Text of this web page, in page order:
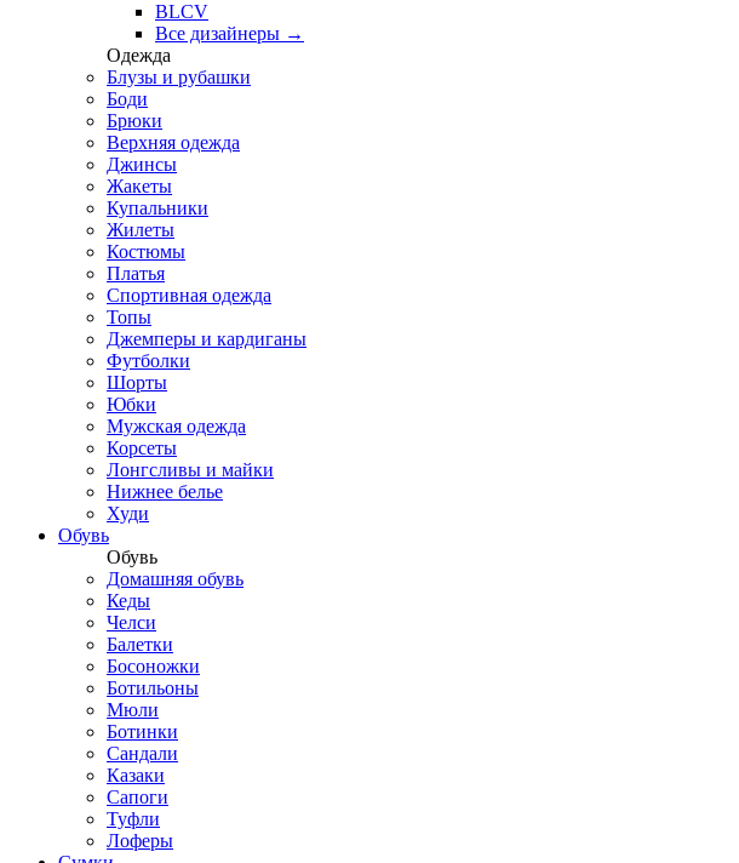
BLCV
Все дизайнеры →
Одежда
Блузы и рубашки
Боди
Брюки
Верхняя одежда
Джинсы
Жакеты
Купальники
Жилеты
Костюмы
Платья
Спортивная одежда
Топы
Джемперы и кардиганы
Футболки
Шорты
Юбки
Мужская одежда
Корсеты
Лонгсливы и майки
Нижнее белье
Худи
Обувь
Обувь
Домашняя обувь
Кеды
Челси
Балетки
Босоножки
Ботильоны
Мюли
Ботинки
Сандали
Казаки
Сапоги
Туфли
Лоферы